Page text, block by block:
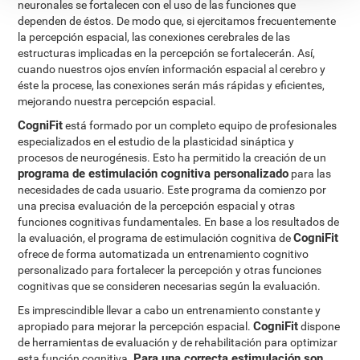
neuronales se fortalecen con el uso de las funciones que
dependen de éstos. De modo que, si ejercitamos frecuentemente
la percepción espacial, las conexiones cerebrales de las
estructuras implicadas en la percepción se fortalecerán. Así,
cuando nuestros ojos envíen información espacial al cerebro y
éste la procese, las conexiones serán más rápidas y eficientes,
mejorando nuestra percepción espacial.
CogniFitestá formado por un completo equipo de profesionales
especializados en el estudio de la plasticidad sináptica y
procesos de neurogénesis. Esto ha permitido la creación de un
programa de estimulación cognitiva personalizado para las
necesidades de cada usuario. Este programa da comienzo por
una precisa evaluación de la percepción espacial y otras
funciones cognitivas fundamentales. En base a los resultados de
la evaluación, el programa de estimulación cognitiva deCogniFit
ofrece de forma automatizada un entrenamiento cognitivo
personalizado para fortalecer la percepción y otras funciones
cognitivas que se consideren necesarias según la evaluación.
Es imprescindible llevar a cabo un entrenamiento constante y
apropiado para mejorar la percepción espacial.CogniFitdispone
de herramientas de evaluación y de rehabilitación para optimizar